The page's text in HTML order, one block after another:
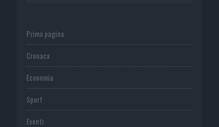
Prima pagina
Cronaca
Economia
Sport
Eventi